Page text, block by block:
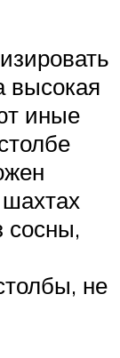
высокая
иные
сосны,
не